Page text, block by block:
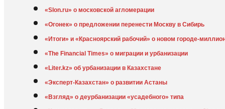
«Slon.ru» о московской агломерации
«Огонек» о предложении перенести Москву в Сибирь
«Итоги» и «Красноярский рабочий» о новом городе-
«The Financial Times» о миграции и урбанизации
«Liter.kz» об урбанизации в Казахстане
«Эксперт-Казахстан» о развитии Астаны
«Взгляд» о деурбанизации «усадебного» типа